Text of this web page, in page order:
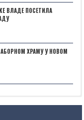
ВЛАДЕ ПОСЕТИЛА
ХРАМУ У НОВОМ